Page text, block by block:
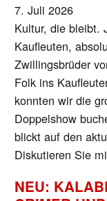
7. Juli 2026
Kultur, die bleibt.
Kaufleuten,
Zwillingsbrüder
Folk ins
konnten wir die
Doppelshow
blickt auf den
Diskutieren Sie
NEU: